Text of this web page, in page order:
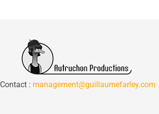
Contact : management@guillaumefarley.com